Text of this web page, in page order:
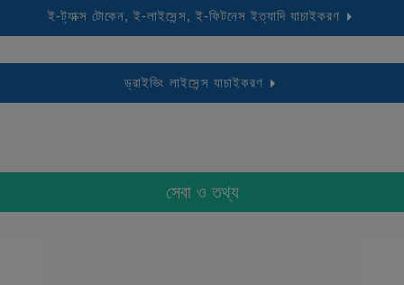
ই-ট্যাক্স টোকেন, ই-লাইসেন্স, ই-ফিটনেস ইত্যাদি যাচাইকরণ
ড্রাইভিং লাইসেন্স যাচাইকরণ
সেবা ও তথ্য